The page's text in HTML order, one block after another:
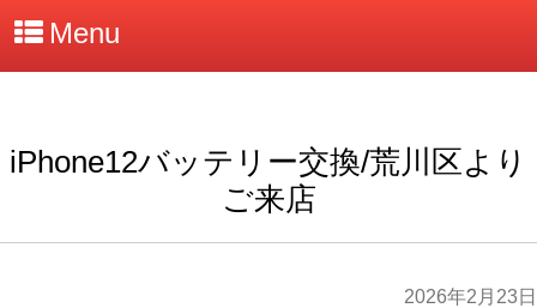
Menu
iPhone12バッテリー交換/荒川区より
ご来店
2026年2月23日